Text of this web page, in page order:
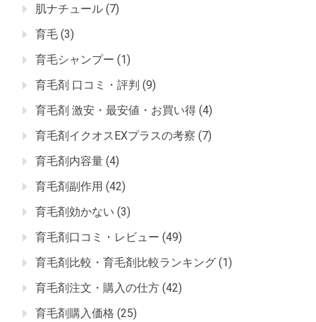
肌ナチュール (7)
育毛 (3)
育毛シャンプー (1)
育毛剤 口コミ・評判 (9)
育毛剤 激安・最安値・お買い得 (4)
育毛剤イクオスEXプラスの考察 (7)
育毛剤内容量 (4)
育毛剤副作用 (42)
育毛剤効かない (3)
育毛剤口コミ・レビュー (49)
育毛剤比較・育毛剤比較ランキング (1)
育毛剤注文・購入の仕方 (42)
育毛剤購入価格 (25)